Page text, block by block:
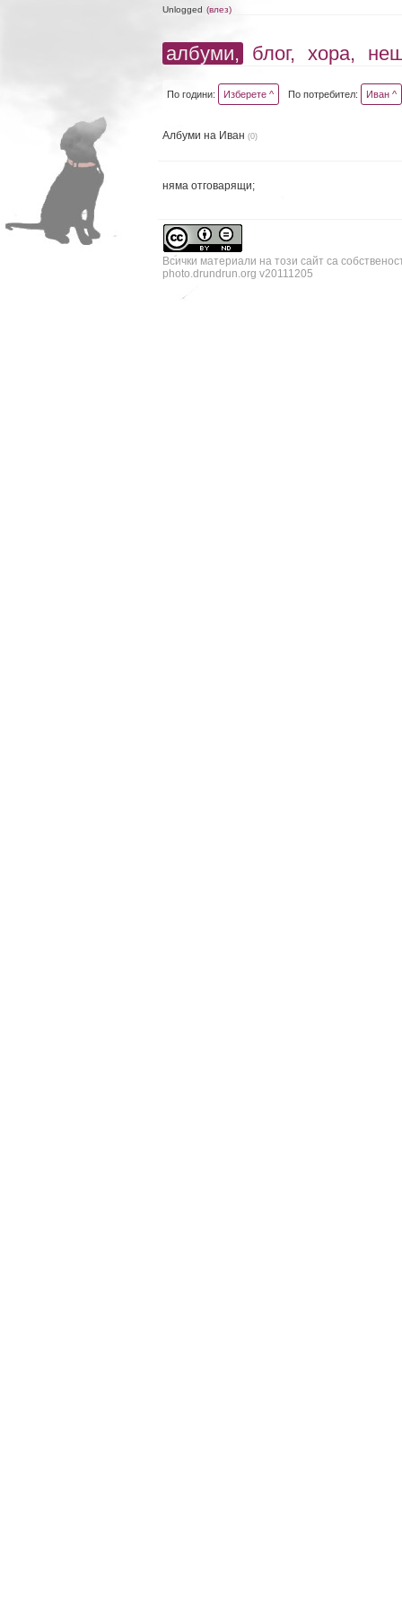
Unlogged (влез)
албуми, блог, хора,
По години: Изберете ^ По потребител: Иван ^
Албуми на Иван(0)
няма отговарящи;
Всички материали на този сайт са
photo.drundrun.org v20111205